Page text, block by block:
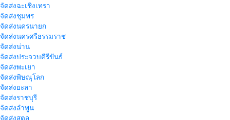
ดส่งฉะเชิงเทรา
ดส่งชุมพร
ดส่งนครนายก
ดส่งนครศรีธรรมราช
ดส่งน่าน
ดส่งประจวบคีรีขันธ์
ดส่งพะเยา
ดส่งพิษณุโลก
ดส่งยะลา
ดส่งราชบุรี
ดส่งลำพูน
ดส่งสตูล